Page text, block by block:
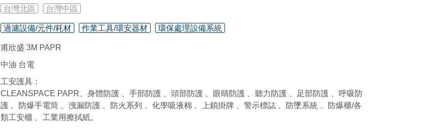
台灣北區 台灣中區
過濾設備/元件/耗材 作業工具/環安器材 環保處理設備系統
甫欣盛 3M PAPR
中油 台電
工安護具：
CLEANSPACE PAPR、身體防護 、手部防護 、頭部防護 、眼睛防護 、聽力防護 、足部防護 、呼吸防
護 、防爆手電筒 、洩漏防護 、防火系列 、化學吸液棉 、上鎖掛牌 、警示標誌 、防墜系統 、防爆櫃/各
類工安櫃 、工業用擦拭紙。